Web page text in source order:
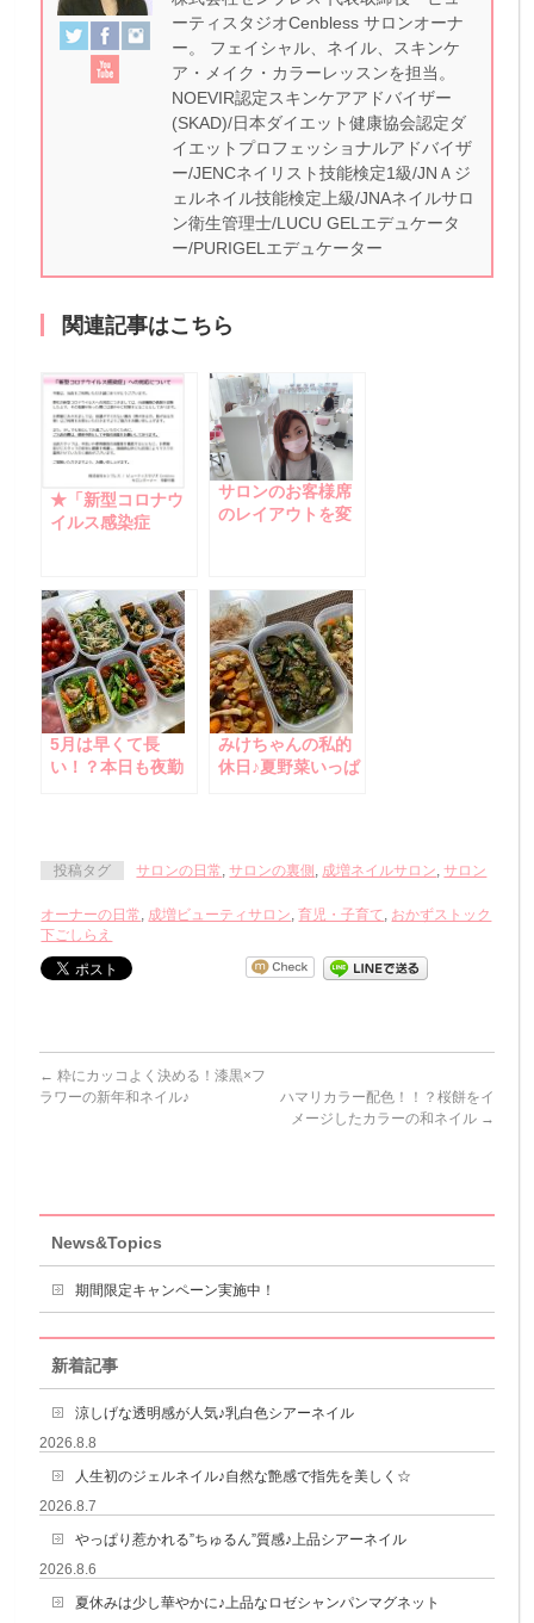
ーティスタジオCenbless サロンオーナ
ー。 フェイシャル、ネイル、スキンケ
ア・メイク・カラーレッスンを担当。
NOEVIR認定スキンケアアドバイザー
(SKAD)/日本ダイエット健康協会認定ダ
イエットプロフェッショナルアドバイザ
ー/JENCネイリスト技能検定1級/JNＡジ
ェルネイル技能検定上級/JNAネイルサロ
ン衛生管理士/LUCU GELエデュケータ
ー/PURIGELエデュケーター
関連記事はこちら
★「新型コロナウ
イルス感染症
サロンのお客様席
のレイアウトを変
5月は早くて長
い！？本日も夜勤
みけちゃんの私的
休日♪夏野菜いっぱ
投稿タグ サロンの日常,サロンの裏側 , 成増ネイルサロン,サロン
オーナーの日常, 成増ビューティサロン,育児・子育て, おかずストック
下ごしらえ
← 粋にカッコよく決める！漆黒×フ
ラワーの新年和ネイル♪
ハマリカラー配色！！？桜餅をイ
メージしたカラーの和ネイル →
News&Topics
期間限定キャンペーン実施中！
新着記事
涼しげな透明感が人気♪乳白色シアーネイル
2026.8.8
人生初のジェルネイル♪自然な艶感で指先を美しく☆
2026.8.7
やっぱり惹かれる”ちゅるん”質感♪上品シアーネイル
2026.8.6
夏休みは少し華やかに♪上品なロゼシャンパンマグネット